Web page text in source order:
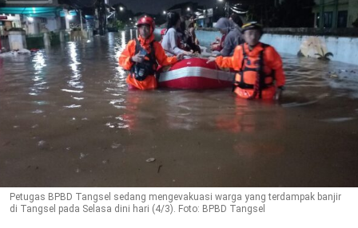
Petugas BPBD Tangsel sedang mengevakuasi warga yang terdampak banjir
di Tangsel pada Selasa dini hari (4/3). Foto: BPBD Tangsel